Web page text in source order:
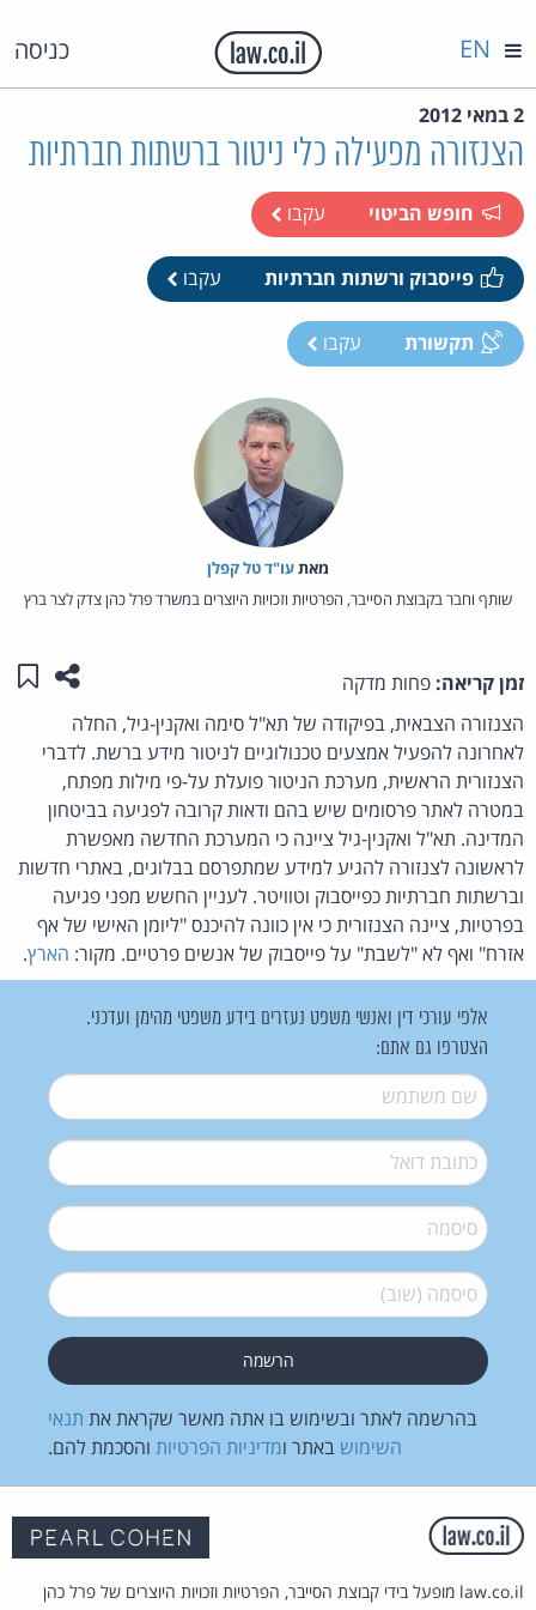
כניסה EN
2 במאי 2012
הצנזורה מפעילה כלי ניטור ברשתות חברתיות
חופש הביטוי עקבו
פייסבוק ורשתות חברתיות עקבו
תקשורת עקבו
מאת‏עו"ד טל קפלן
שותף וחבר בקבוצת הסייבר, הפרטיות וזכויות היוצרים במשרד פרל כהן צדק לצר ברץ
זמן קריאה: פחות מדקה שתפו
הצנזורה הצבאית, בפיקודה של תא"ל סימה ואקנין-גיל, החלה
לאחרונה להפעיל אמצעים טכנולוגיים לניטור מידע ברשת. לדברי
הצנזורית הראשית, מערכת הניטור פועלת על-פי מילות מפתח,
במטרה לאתר פרסומים שיש בהם ודאות קרובה לפגיעה בביטחון
המדינה. תא"ל ואקנין-גיל ציינה כי המערכת החדשה מאפשרת
לראשונה לצנזורה להגיע למידע שמתפרסם בבלוגים, באתרי חדשות
וברשתות חברתיות כפייסבוק וטוויטר. לעניין החשש מפני פגיעה
בפרטיות, ציינה הצנזורית כי אין כוונה להיכנס "ליומן האישי של אף
אזרח" ואף לא "לשבת" על פייסבוק של אנשים פרטיים. מקור: הארץ.
אלפי עורכי דין ואנשי משפט נעזרים בידע משפטי מהימן ועדכני.
הצטרפו גם אתם:
שם משתמש*
דואל*
סיסמה*
סיסמה (שוב)*
בהרשמה לאתר ובשימוש בו אתה מאשר שקראת את תנאי
השימוש באתר ומדיניות הפרטיות והסכמת להם.
law.co.il מופעל בידי קבוצת הסייבר, הפרטיות וזכויות היוצרים של פרל כהן